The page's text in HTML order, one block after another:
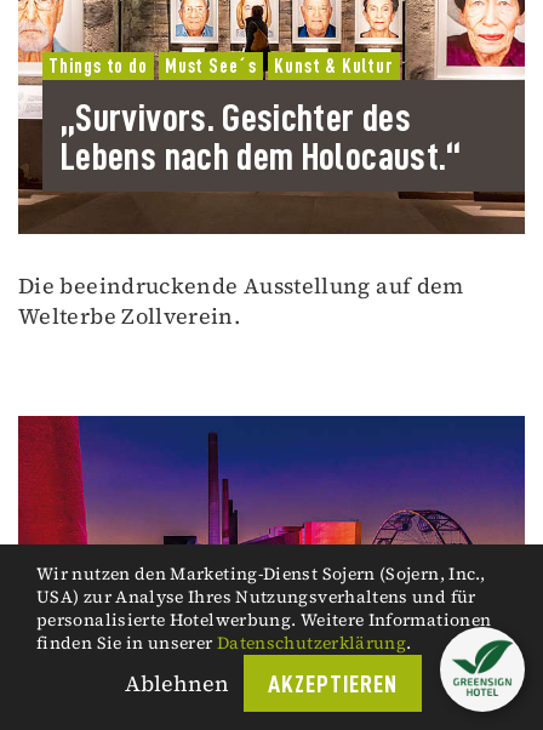
Things to do Must See´s Kunst & Kultur
„Survivors. Gesichter des
Lebens nach dem Holocaust.“
Die beeindruckende Ausstellung auf dem
Welterbe Zollverein.
Zollverein-Eisbahn
Wir nutzen den Marketing-Dienst Sojern (Sojern, Inc.,
USA) zur Analyse Ihres Nutzungsverhaltens und für
personalisierte Hotelwerbung. Weitere Informationen
finden Sie in unserer Datenschutzerklärung.
Ablehnen AKZEPTIEREN